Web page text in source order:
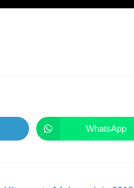
WhatsApp